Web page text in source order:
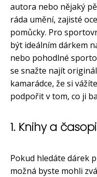
autora nebo nějaký
ráda umění, zajisté
pomůcky. Pro
být ideálním dárkem
nebo pohodlné
se snažte najít
kamarádce, že si
podpořit v tom, co ji
1. Knihy a
Pokud hledáte dárek
možná byste mohli